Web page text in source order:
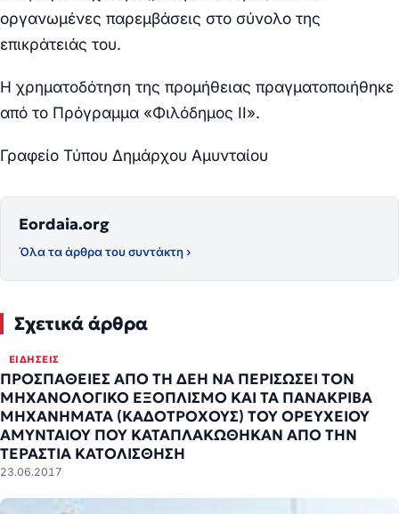
οργανωμένες παρεμβάσεις στο σύνολο της
επικράτειάς του.
Η χρηματοδότηση της προμήθειας πραγματοποιήθηκε
από το Πρόγραμμα «Φιλόδημος ΙΙ».
Γραφείο Τύπου Δημάρχου Αμυνταίου
Eordaia.org
Όλα τα άρθρα του συντάκτη ›
Σχετικά άρθρα
ΕΙΔΉΣΕΙΣ
ΠΡΟΣΠΑΘΕΙΕΣ ΑΠΟ ΤΗ ΔΕΗ ΝΑ ΠΕΡΙΣΩΣΕΙ ΤΟΝ
ΜΗΧΑΝΟΛΟΓΙΚΟ ΕΞΟΠΛΙΣΜΟ ΚΑΙ ΤΑ ΠΑΝΑΚΡΙΒΑ
ΜΗΧΑΝΗΜΑΤΑ (ΚΑΔΟΤΡΟΧΟΥΣ) ΤΟΥ ΟΡΕΥΧΕΙΟΥ
ΑΜΥΝΤΑΙΟΥ ΠΟΥ ΚΑΤΑΠΛΑΚΩΘΗΚΑΝ ΑΠΟ ΤΗΝ
ΤΕΡΑΣΤΙΑ ΚΑΤΟΛΙΣΘΗΣΗ
23.06.2017